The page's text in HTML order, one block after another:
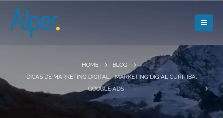
HOME
BLOG
DICAS DE MARKETING DIGITAL, MARKETING DIGIAL CURITIBA,
GOOGLE ADS